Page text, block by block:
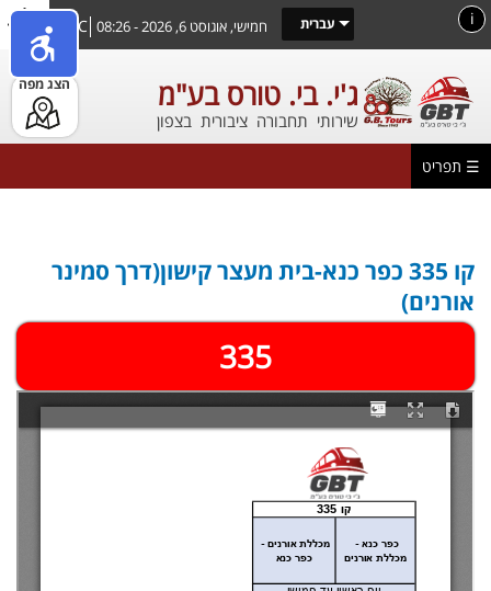
לתוכן
i
26°C חמישי, אוגוסט 6, 2026 - 08:26 עברית
הצג מפה ג'י. בי. טורס בע"מ
שירותי תחבורה ציבורית בצפון
☰ תפריט
קו 335 כפר כנא-בית מעצר קישון(דרך סמינר
אורנים)
335